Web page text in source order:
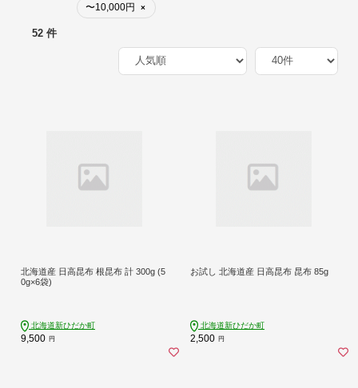
〜10,000円 ×
52 件
北海道産 日高昆布 根昆布 計 300g (5
0g×6袋)
北海道新ひだか町
9,500 円
お試し 北海道産 日高昆布 昆布 85g
北海道新ひだか町
2,500 円